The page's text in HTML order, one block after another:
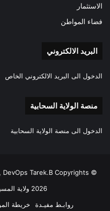
الاستثمار
فضاء المواطن
البريد الالكتروني
الدخول الى البريد الالكتروني الخاص
منصة الولاية السحابية
الدخول الى منصة الولاية السحابية
Tarek.B Copyrights ©
2026 ولاية المسيلة | Wilaya M'sila
روابـط مفيـدة
خريطة